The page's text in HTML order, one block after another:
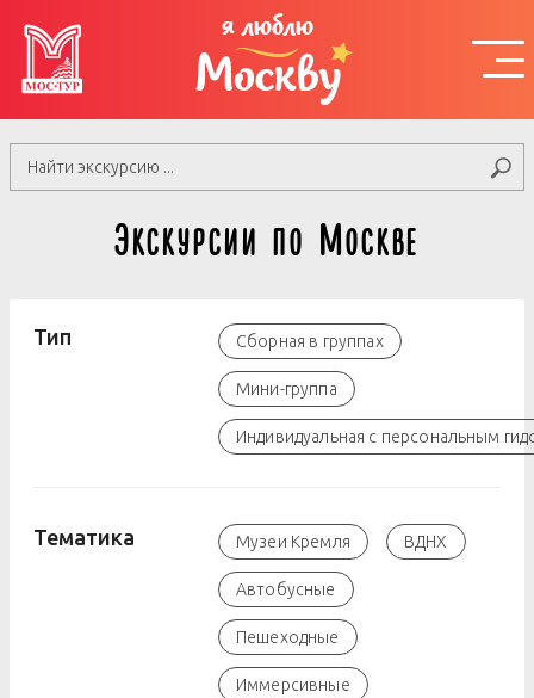
я люблю
Москву
Экскурсии по Москве
Тип Сборная в группах
Мини-группа
Индивидуальная с персональным
Тематика Музеи Кремля ВДНХ
Автобусные
Пешеходные
Иммерсивные